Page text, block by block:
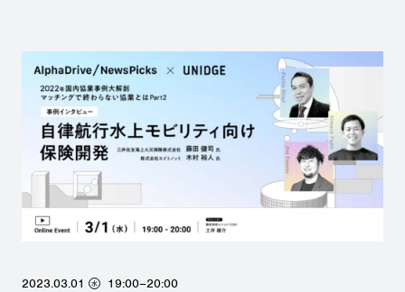
2023.03.01 水 19:00–20:00